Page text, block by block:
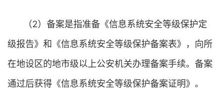
（2）备案是指准备《信息系统安全等级保护定
级报告》和《信息系统安全等级保护备案表》，向所
在地设区的地市级以上公安机关办理备案手续。备案
通过后获得《信息系统安全等级保护备案证明》。